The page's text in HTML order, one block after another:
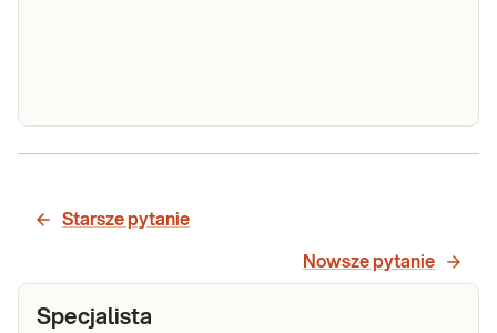
Witamina
metabolit
przebiegu zaburzeń gospodarki wapniowo-
tkanki kostnej oraz w zatruciu witaminą D.
Starsze pytanie
Nowsze pytanie
Specjalista